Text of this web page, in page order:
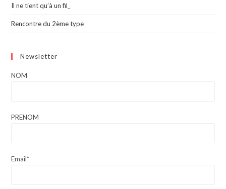
Il ne tient qu’à un fil_
Rencontre du 2ème type
Newsletter
NOM
PRENOM
Email*